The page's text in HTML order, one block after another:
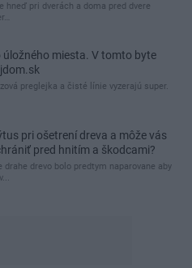
hneď pri dverách a doma pred dvere
úložného miesta. V tomto byte
preglejka a čisté línie vyzerajú super.
pri ošetrení dreva a môže vás
pred hnitím a škodcami?
drahe drevo bolo predtym naparovane aby